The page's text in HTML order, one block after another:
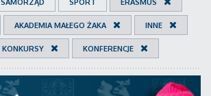
SAMORZĄD SPORT ERASMUS
AKADEMIA MAŁEGO ŻAKA INNE
KONKURSY KONFERENCJE